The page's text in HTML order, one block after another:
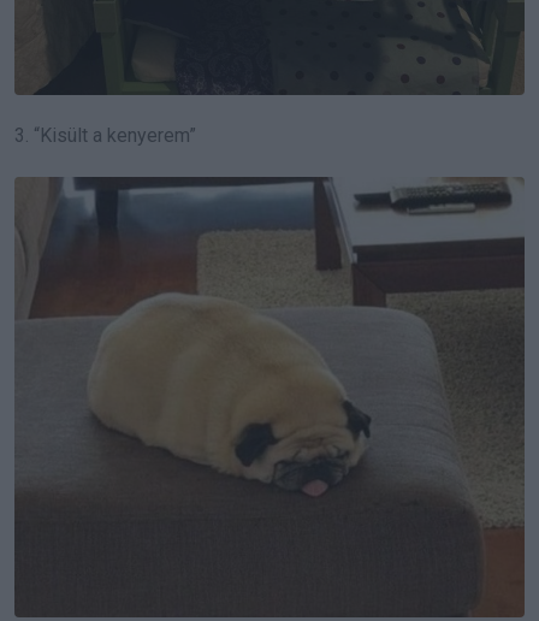
3. “Kisült a kenyerem”